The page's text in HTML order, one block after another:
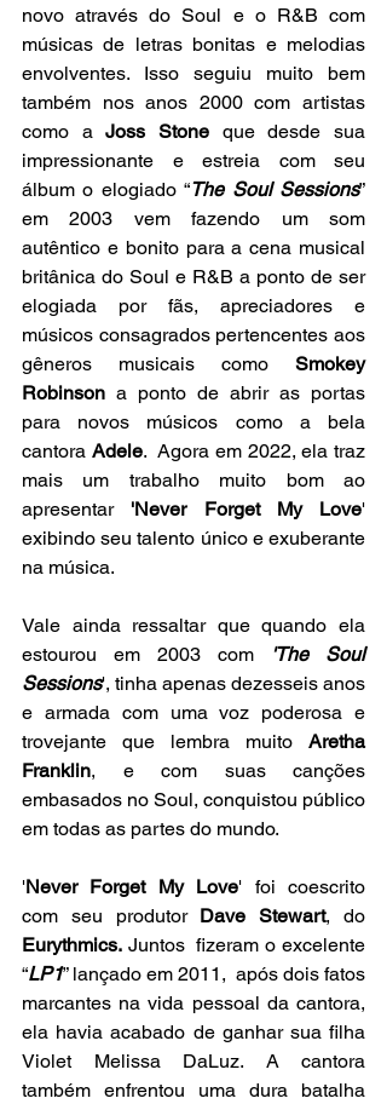
novo através do Soul e o R&B com
músicas de letras bonitas e melodias
envolventes. Isso seguiu muito bem
também nos anos 2000 com artistas
como a Joss Stone que desde sua
impressionante e estreia com seu
álbum o elogiado “The Soul Sessions”
em 2003 vem fazendo um som
autêntico e bonito para a cena musical
britânica do Soul e R&B a ponto de ser
elogiada por fãs, apreciadores e
músicos consagrados pertencentes aos
gêneros musicais como Smokey
Robinson a ponto de abrir as portas
para novos músicos como a bela
cantora Adele.  Agora em 2022, ela traz
mais um trabalho muito bom ao
apresentar 'Never Forget My Love'
exibindo seu talento único e exuberante
na música.
Vale ainda ressaltar que quando ela
estourou em 2003 com
'The Soul
Sessions', tinha apenas dezesseis anos
e armada com uma voz poderosa e
trovejante que lembra muito Aretha
Franklin, e com suas canções
embasados no Soul, conquistou público
em todas as partes do mundo.
'Never Forget My Love' foi coescrito
com seu produtor Dave Stewart
Eurythmics. Juntos  fizeram o excelente
“LP1” lançado em 2011,  após dois fatos
marcantes na vida pessoal da cantora,
ela havia acabado de ganhar sua filha
Violet Melissa DaLuz. A cantora
também enfrentou uma dura batalha